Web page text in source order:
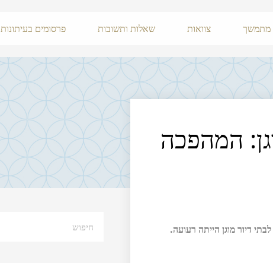
מתמשך צוואות שאלות ותשובות פרסומים בעיתונות
המהפכה
המשולמים לבתי דיור מוגן הייתה רעועה.